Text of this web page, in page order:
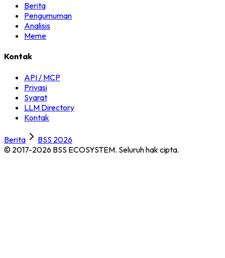
Berita
Pengumuman
Analisis
Meme
Kontak
API / MCP
Privasi
Syarat
LLM Directory
Kontak
Berita
BSS 2026
© 2017-2026 BSS ECOSYSTEM. Seluruh hak cipta.